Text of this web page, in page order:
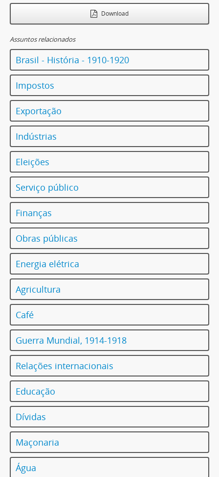
Download
Assuntos relacionados
Brasil - História - 1910-1920
Impostos
Exportação
Indústrias
Eleições
Serviço público
Finanças
Obras públicas
Energia elétrica
Agricultura
Café
Guerra Mundial, 1914-1918
Relações internacionais
Educação
Dívidas
Maçonaria
Água